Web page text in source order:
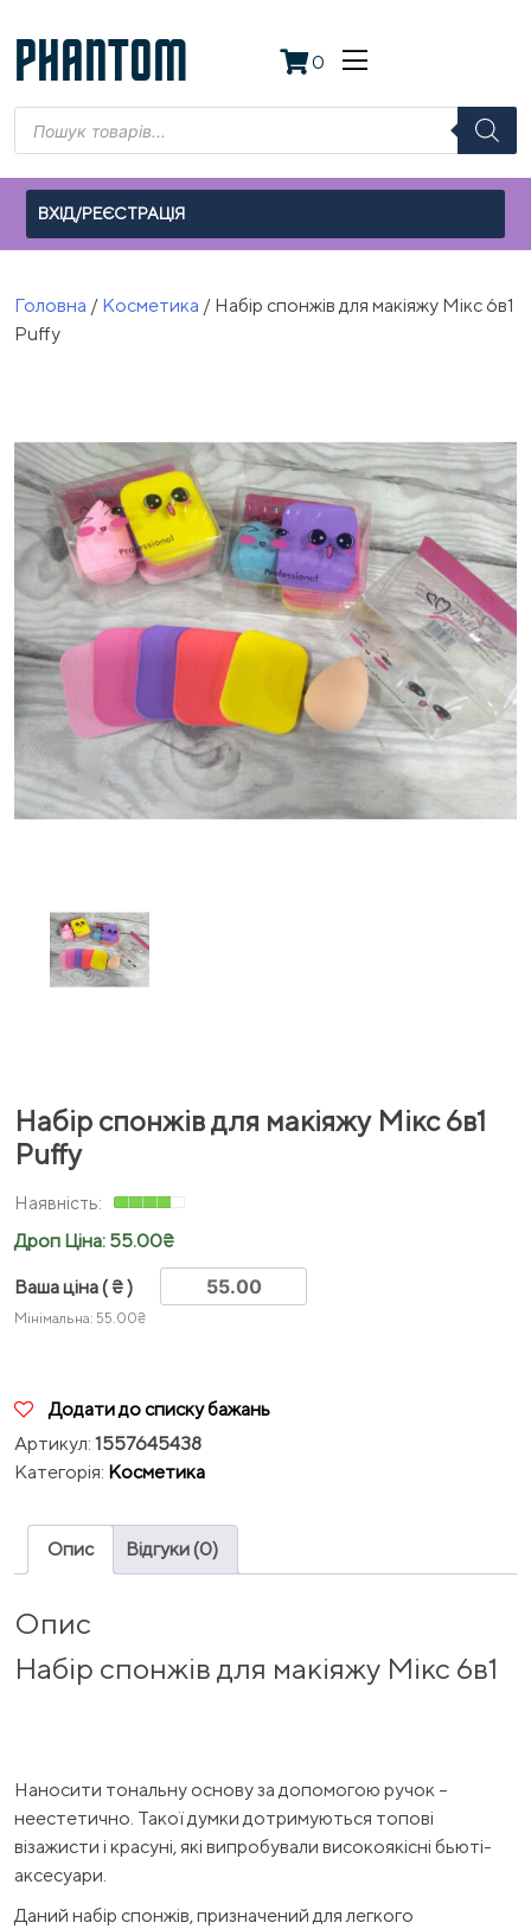
to
content
PHANTOM 0
Пошук
товарів
ВХІД/РЕЄСТРАЦІЯ
Головна / Косметика / Набір спонжів для макіяжу Мікс 6в1
Puffy
Набір спонжів для макіяжу Мікс 6в1
Puffy
Дроп Ціна: 55.00₴
Ваша ціна( ₴ )
Мінімальна: 55.00₴
Додати до списку бажань
Артикул: 1557645438
Категорія: Косметика
Опис Відгуки (0)
Опис
Набір спонжів для макіяжу Мікс 6в1
Наносити тональну основу за допомогою ручок –
неестетично. Такої думки дотримуються топові
візажисти і красуні, які випробували високоякісні бьюті-
аксесуари.
Даний набір спонжів, призначений для легкого